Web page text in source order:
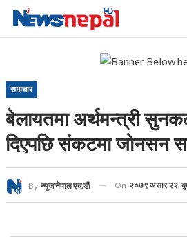
समाचार
बेलायतमा अर्थमन्त्री
दिएपछि संकटमा जोनसन
By न्युज नेपाल एच.डी On २०७९ असार २२,